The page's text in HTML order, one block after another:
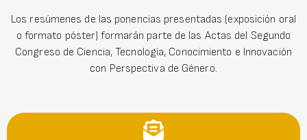
Los resúmenes de las ponencias presentadas (exposición oral
o formato póster) formarán parte de las Actas del Segundo
Congreso de Ciencia, Tecnología, Conocimiento e Innovación
con Perspectiva de Género.